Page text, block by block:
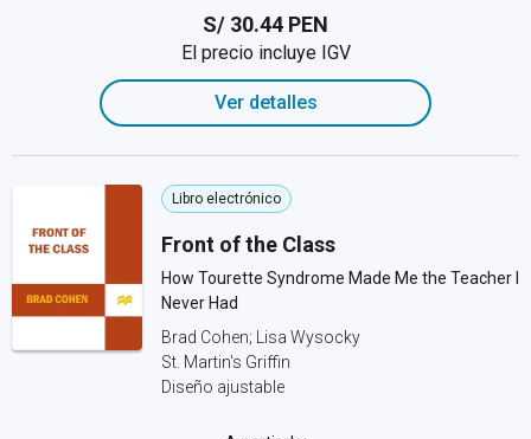
S/ 30.44 PEN
El precio incluye IGV
Ver detalles
Libro electrónico
Front of the Class
How Tourette Syndrome Made Me the Teacher I
Never Had
Brad Cohen; Lisa Wysocky
St. Martin's Griffin
Diseño ajustable